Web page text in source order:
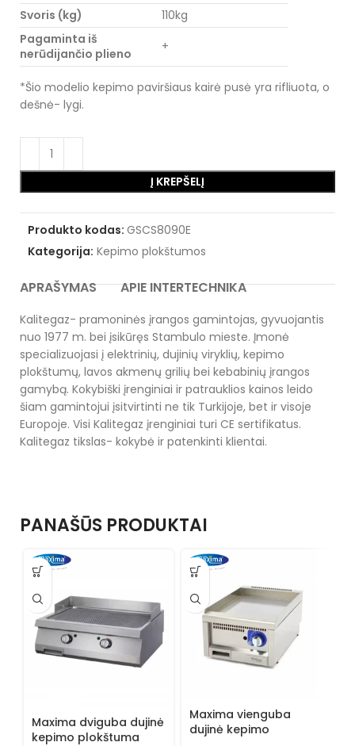
Svoris (kg)
110kg
Pagaminta iš
nerūdijančio plieno
+
*Šio modelio kepimo paviršiaus kairė pusė yra rifliuota, o
dešnė- lygi.
Į KREPŠELĮ
Produkto kodas: GSCS8090E
Kategorija: Kepimo plokštumos
APRAŠYMAS APIE INTERTECHNIKA
Kalitegaz- pramoninės įrangos gamintojas, gyvuojantis
nuo 1977 m. bei įsikūręs Stambulo mieste. Įmonė
specializuojasi į elektrinių, dujinių viryklių, kepimo
plokštumų, lavos akmenų grilių bei kebabinių įrangos
gamybą. Kokybiški įrenginiai ir patrauklios kainos leido
šiam gamintojui įsitvirtinti ne tik Turkijoje, bet ir visoje
Europoje. Visi Kalitegaz įrenginiai turi CE sertifikatus.
Kalitegaz tikslas- kokybė ir patenkinti klientai.
PANAŠŪS PRODUKTAI
Maxima dviguba dujinė
kepimo plokštuma
Maxima vienguba
dujinė kepimo